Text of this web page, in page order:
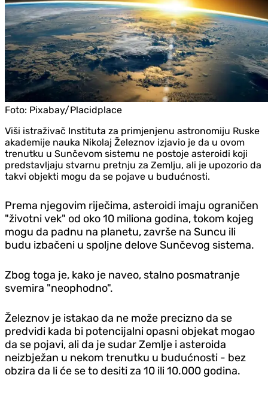
Foto: Pixabay/Placidplace
Viši istraživač Instituta za primjenjenu astronomiju Ruske
akademije nauka Nikolaj Železnov izjavio je da u ovom
trenutku u Sunčevom sistemu ne postoje asteroidi koji
predstavljaju stvarnu pretnju za Zemlju, ali je upozorio da
takvi objekti mogu da se pojave u budućnosti.
Prema njegovim riječima, asteroidi imaju ograničen
"životni vek" od oko 10 miliona godina, tokom kojeg
mogu da padnu na planetu, završe na Suncu ili
budu izbačeni u spoljne delove Sunčevog sistema.
Zbog toga je, kako je naveo, stalno posmatranje
svemira "neophodno".
Železnov je istakao da ne može precizno da se
predvidi kada bi potencijalni opasni objekat mogao
da se pojavi, ali da je sudar Zemlje i asteroida
neizbježan u nekom trenutku u budućnosti - bez
obzira da li će se to desiti za 10 ili 10.000 godina.